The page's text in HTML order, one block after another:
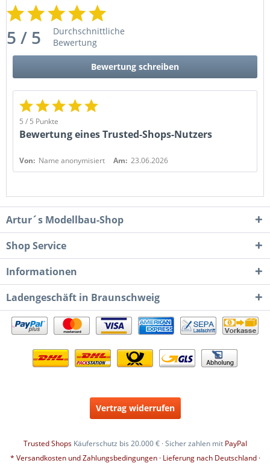
5 / 5
Durchschnittliche
Bewertung
Bewertung schreiben
5 / 5 Punkte
Bewertung eines Trusted-Shops-Nutzers
Von: Name anonymisiert Am: 23.06.2026
Artur´s Modellbau-Shop
Shop Service
Informationen
Ladengeschäft in Braunschweig
Vertrag widerrufen
Trusted ShopsKäuferschutz bis 20.000 € · Sicher zahlen mit PayPal
* Versandkosten und Zahlungsbedingungen · Lieferung nach Deutschland ·